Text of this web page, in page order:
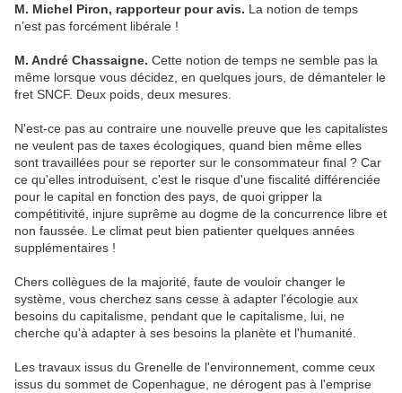
M. Michel Piron, rapporteur pour avis. La notion de temps
n’est pas forcément libérale !
M. André Chassaigne. Cette notion de temps ne semble pas la
même lorsque vous décidez, en quelques jours, de démanteler le
fret SNCF. Deux poids, deux mesures.
N'est-ce pas au contraire une nouvelle preuve que les capitalistes
ne veulent pas de taxes écologiques, quand bien même elles
sont travaillées pour se reporter sur le consommateur final ? Car
ce qu'elles introduisent, c'est le risque d'une fiscalité différenciée
pour le capital en fonction des pays, de quoi gripper la
compétitivité, injure suprême au dogme de la concurrence libre et
non faussée. Le climat peut bien patienter quelques années
supplémentaires !
Chers collègues de la majorité, faute de vouloir changer le
système, vous cherchez sans cesse à adapter l'écologie aux
besoins du capitalisme, pendant que le capitalisme, lui, ne
cherche qu'à adapter à ses besoins la planète et l'humanité.
Les travaux issus du Grenelle de l'environnement, comme ceux
issus du sommet de Copenhague, ne dérogent pas à l'emprise